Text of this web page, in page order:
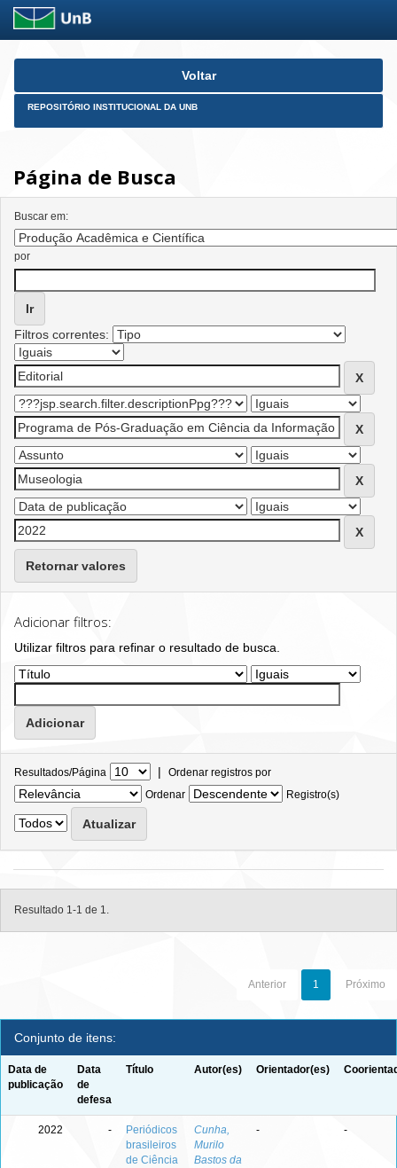
Skip
Voltar
REPOSITÓRIO INSTITUCIONAL DA UNB
Página de Busca
Buscar em:
por
Filtros correntes:
Retornar valores
Adicionar filtros:
Utilizar filtros para refinar o resultado de busca.
Resultados/Página | Ordenar registros por
Ordenar
Registro(s)
Resultado 1-1 de 1.
Anterior 1 Próximo
Conjunto de itens:
Data de
publicação
Data
de
defesa
Título Autor(es) Orientador(es)
2022 -
Periódicos
brasileiros
de Ciência
Cunha,
Murilo
Bastos da
- -